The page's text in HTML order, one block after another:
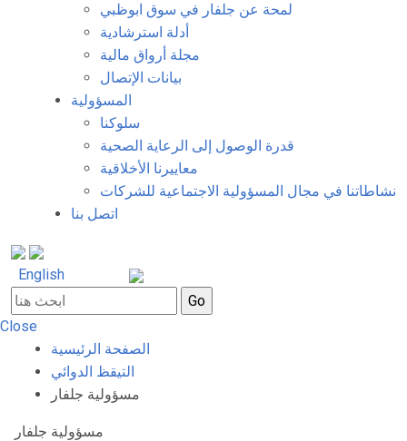
لمحة عن جلفار في سوق ابوظبي
أدلة استرشادية
مجلة أرواق مالية
بيانات الإتصال
المسؤولية
سلوكنا
قدرة الوصول إلى الرعاية الصحية
معاييرنا الأخلاقية
نشاطاتنا في مجال المسؤولية الاجتماعية للشركات
اتصل بنا
English
Close
الصفحة الرئيسية
التيقظ الدوائي
مسؤولية جلفار
مسؤولية جلفار